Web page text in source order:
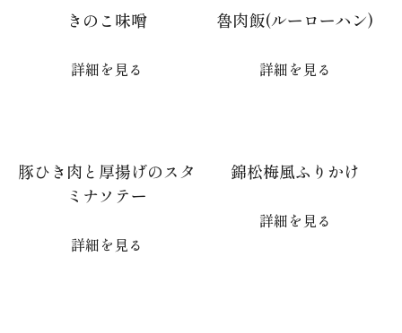
きのこ味噌
詳細を見る
魯肉飯(ルーローハン)
詳細を見る
豚ひき肉と厚揚げのスタ
ミナソテー
詳細を見る
錦松梅風ふりかけ
詳細を見る